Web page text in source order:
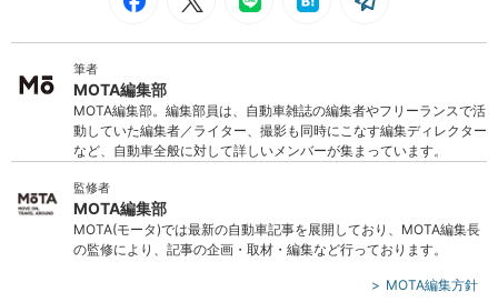
筆者
MOTA編集部
MOTA編集部。編集部員は、自動車雑誌の編集者やフリーランスで活
動していた編集者／ライター、撮影も同時にこなす編集ディレクター
など、自動車全般に対して詳しいメンバーが集まっています。
監修者
MOTA編集部
MOTA(モータ)では最新の自動車記事を展開しており、MOTA編集長
の監修により、記事の企画・取材・編集など行っております。
MOTA編集方針